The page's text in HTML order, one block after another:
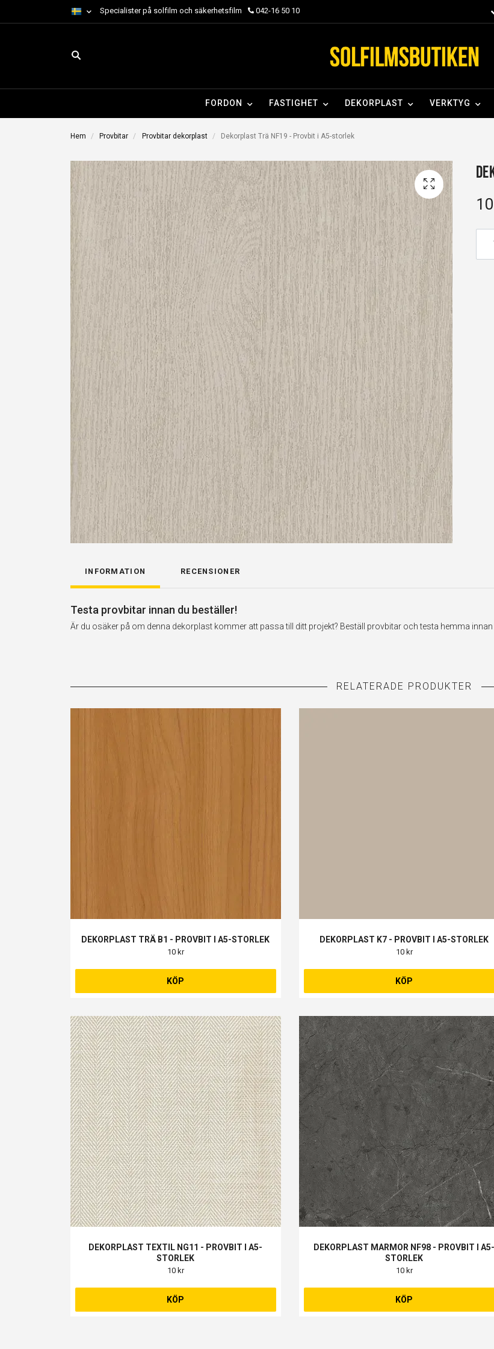
Specialister på solfilm och säkerhetsfilm 042-16 50 10
FORDON FASTIGHET DEKORPLAST VERKTYG
Hem Provbitar Provbitar dekorplast Dekorplast Trä NF19 - Provbit i A5-storlek
INFORMATION RECENSIONER
Testa provbitar innan du beställer!
Är du osäker på om denna dekorplast kommer att passa till ditt projekt? Beställ provbitar och testa hemma
DEKORPLAST TRÄ B1 - PROVBIT I A5-STORLEK
10 kr
KÖP
DEKORPLAST K7 - PROVBIT I A5-STORLEK
10 kr
KÖP
DEKORPLAST TEXTIL NG11 - PROVBIT I A5-
STORLEK
10 kr
KÖP
DEKORPLAST MARMOR NF98 - PROVBIT I A5-
STORLEK
10 kr
KÖP